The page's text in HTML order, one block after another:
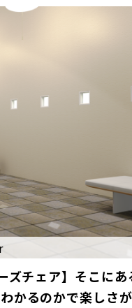
ズチェア】そこにあ
かるのかで楽しさが